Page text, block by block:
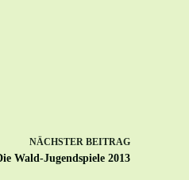
NÄCHSTER BEITRAG
Wald-Jugendspiele 2013